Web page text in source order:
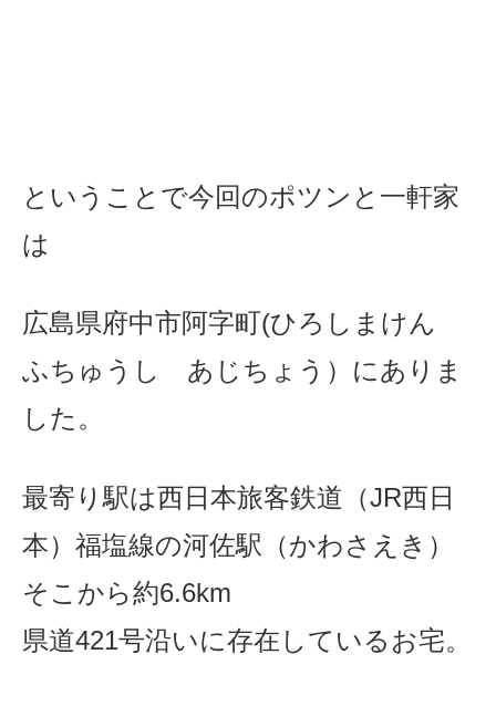
ということで今回のポツンと一軒家
は
広島県府中市阿字町(ひろしまけん
ふちゅうし あじちょう）にありま
した。
最寄り駅は西日本旅客鉄道（JR西日
本）福塩線の河佐駅（かわさえき）
そこから約6.6km
県道421号沿いに存在しているお宅。